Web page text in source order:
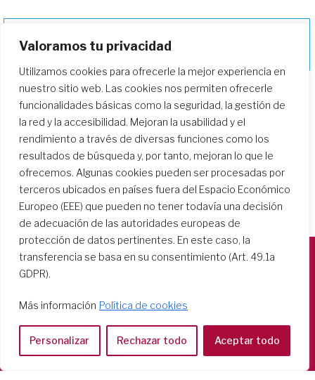
Valoramos tu privacidad
Utilizamos cookies para ofrecerle la mejor experiencia en
nuestro sitio web. Las cookies nos permiten ofrecerle
funcionalidades básicas como la seguridad, la gestión de
la red y la accesibilidad. Mejoran la usabilidad y el
rendimiento a través de diversas funciones como los
resultados de búsqueda y, por tanto, mejoran lo que le
ofrecemos. Algunas cookies pueden ser procesadas por
terceros ubicados en países fuera del Espacio Económico
Europeo (EEE) que pueden no tener todavía una decisión
de adecuación de las autoridades europeas de
protección de datos pertinentes. En este caso, la
transferencia se basa en su consentimiento (Art. 49.1a
GDPR).
Más información Política de cookies
Personalizar Rechazar todo Aceptar todo
Una invitación Pascual a vivir con
Casa Generalizia
Tel: 06 58 23 03 32 or 06 58 20 31 17